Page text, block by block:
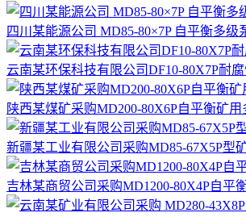
四川某能源公司 MD85-80×7P 自平衡多级
云南某环保科技有限公司DF10-80X7P耐
陕西某煤矿采购MD200-80X6P自平衡矿用
新疆某工业有限公司采购MD85-67X5P型
吉林某商贸公司采购MD1200-80X4P自平